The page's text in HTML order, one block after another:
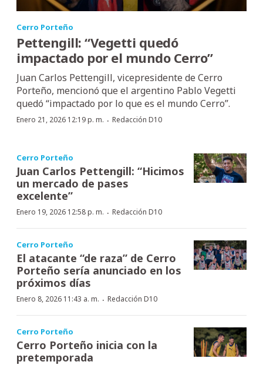
Cerro Porteño
Pettengill: “Vegetti quedó
impactado por el mundo Cerro”
Juan Carlos Pettengill, vicepresidente de Cerro
Porteño, mencionó que el argentino Pablo Vegetti
quedó “impactado por lo que es el mundo Cerro”.
Enero 21, 2026 12:19 p. m. · Redacción D10
Cerro Porteño
Juan Carlos Pettengill: “Hicimos
un mercado de pases
excelente”
Enero 19, 2026 12:58 p. m. · Redacción D10
Cerro Porteño
El atacante “de raza” de Cerro
Porteño sería anunciado en los
próximos días
Enero 8, 2026 11:43 a. m. · Redacción D10
Cerro Porteño
Cerro Porteño inicia con la
pretemporada